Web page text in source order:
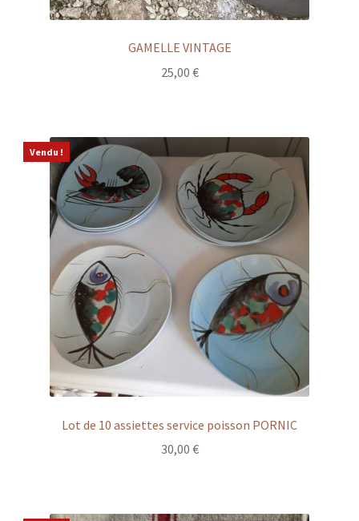
GAMELLE VINTAGE
25,00 €
Vendu !
Lot de 10 assiettes service poisson PORNIC
30,00 €